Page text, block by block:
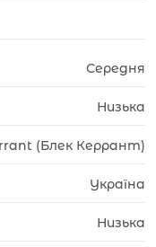
Середня
Низька
(Блек Керрант)
Україна
Низька